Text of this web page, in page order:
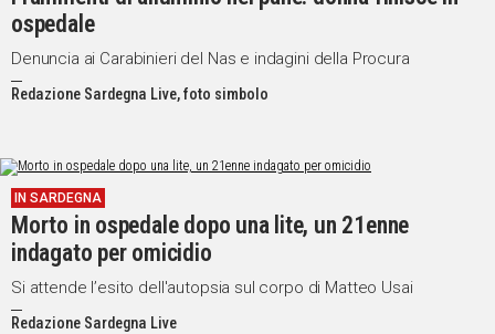
ospedale
Denuncia ai Carabinieri del Nas e indagini della Procura
Redazione Sardegna Live, foto simbolo
IN SARDEGNA
Morto in ospedale dopo una lite, un 21enne
indagato per omicidio
Si attende l’esito dell'autopsia sul corpo di Matteo Usai
Redazione Sardegna Live